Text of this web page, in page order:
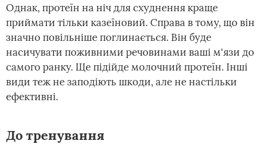
Однак, протеїн на ніч для схуднення краще
приймати тільки казеїновий. Справа в тому, що він
значно повільніше поглинається. Він буде
насичувати поживними речовинами ваші м'язи до
самого ранку. Ще підійде молочний протеїн. Інші
види теж не заподіють шкоди, але не настільки
ефективні.
До тренування